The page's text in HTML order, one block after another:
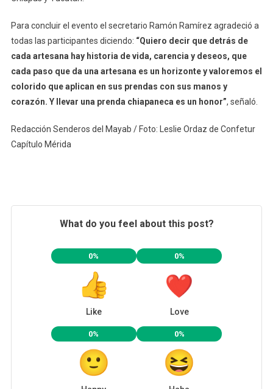
Para concluir el evento el secretario Ramón Ramírez agradeció a
todas las participantes diciendo: “Quiero decir que detrás de
cada artesana hay historia de vida, carencia y deseos, que
cada paso que da una artesana es un horizonte y valoremos el
colorido que aplican en sus prendas con sus manos y
corazón. Y llevar una prenda chiapaneca es un honor”, señaló.
Redacción Senderos del Mayab / Foto: Leslie Ordaz de Confetur
Capítulo Mérida
What do you feel about this post?
0%
Like
0%
Love
0% 0%